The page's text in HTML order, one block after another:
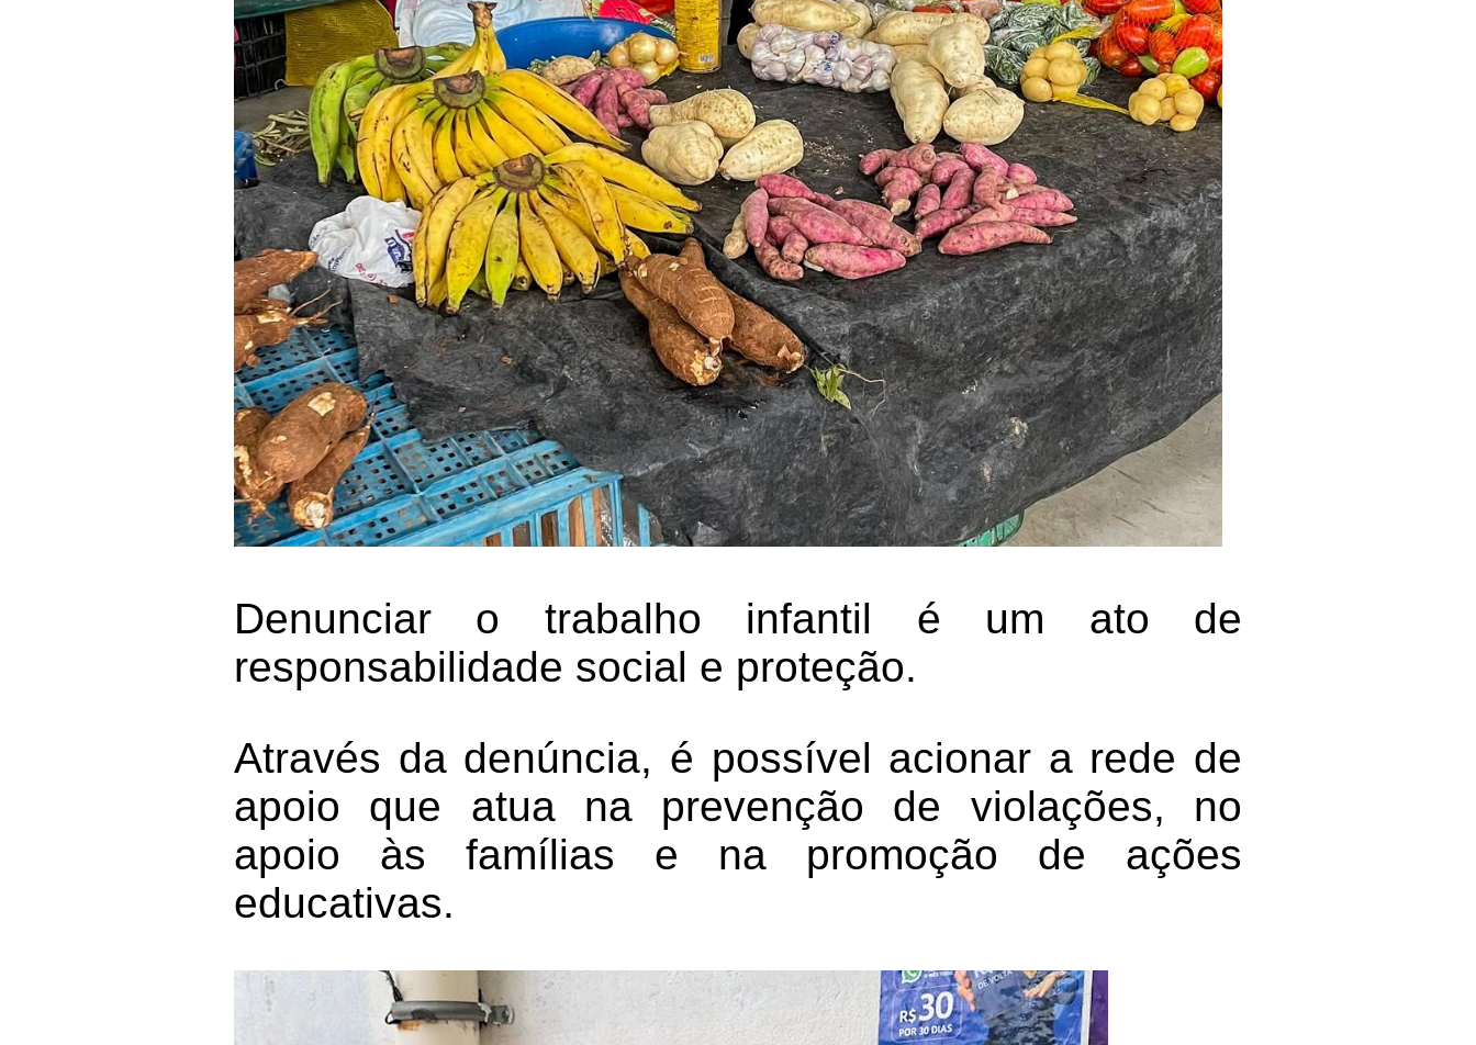
Denunciar o trabalho infantil é um ato de
responsabilidade social e proteção.
Através da denúncia, é possível acionar a rede de
apoio que atua na prevenção de violações, no
apoio às famílias e na promoção de ações
educativas.